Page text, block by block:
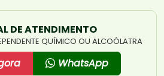
DE ATENDIMENTO
QUÍMICO OU ALCOÓLATRA
WhatsApp